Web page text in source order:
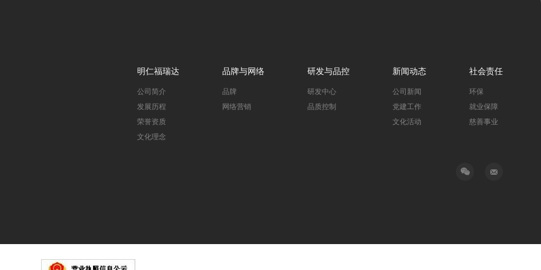
明仁福瑞达
公司简介
发展历程
荣誉资质
文化理念
品牌与网络
品牌
网络营销
研发与品控
研发中心
品质控制
新闻动态
公司新闻
党建工作
文化活动
社会责任
环保
就业保障
慈善事业